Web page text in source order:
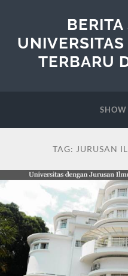
BERITA
TERBARU
TAG: JURUSAN